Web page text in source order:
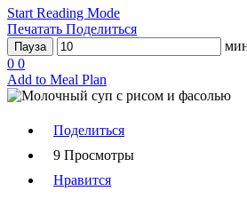
Start Reading Mode
Печатать Поделиться
Пауза
0 0
Add to Meal Plan
Поделиться
9 Просмотры
Нравится